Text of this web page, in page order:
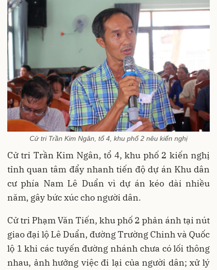
Cử tri Trần Kim Ngân, tổ 4, khu phố 2 nêu kiến nghị
Cử tri Trần Kim Ngân, tổ 4, khu phố 2 kiến nghị
tỉnh quan tâm đẩy nhanh tiến độ dự án Khu dân
cư phía Nam Lê Duẩn vì dự án kéo dài nhiều
năm, gây bức xúc cho người dân.
Cử tri Phạm Văn Tiến, khu phố 2 phản ánh tại nút
giao đại lộ Lê Duẩn, đường Trường Chinh và Quốc
lộ 1 khi các tuyến đường nhánh chưa có lối thông
nhau, ảnh hưởng việc đi lại của người dân; xử lý